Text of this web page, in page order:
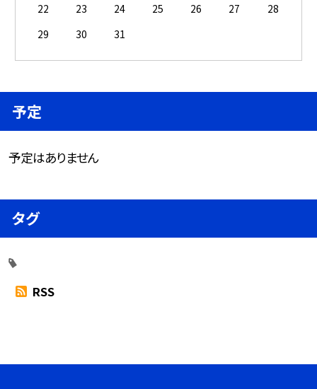
22
23 24 25 26 27
28
29
30 31
予定
予定はありません
タグ
RSS